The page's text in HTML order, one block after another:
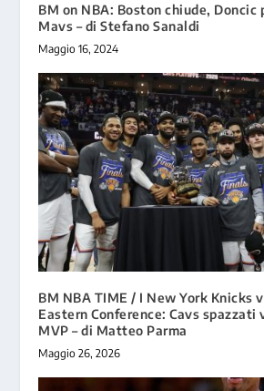
BM on NBA: Boston chiude,
Mavs – di Stefano Sanaldi
Maggio 16, 2024
BM NBA TIME / I New York Knicks
Eastern Conference: Cavs spazzati
MVP – di Matteo Parma
Maggio 26, 2026